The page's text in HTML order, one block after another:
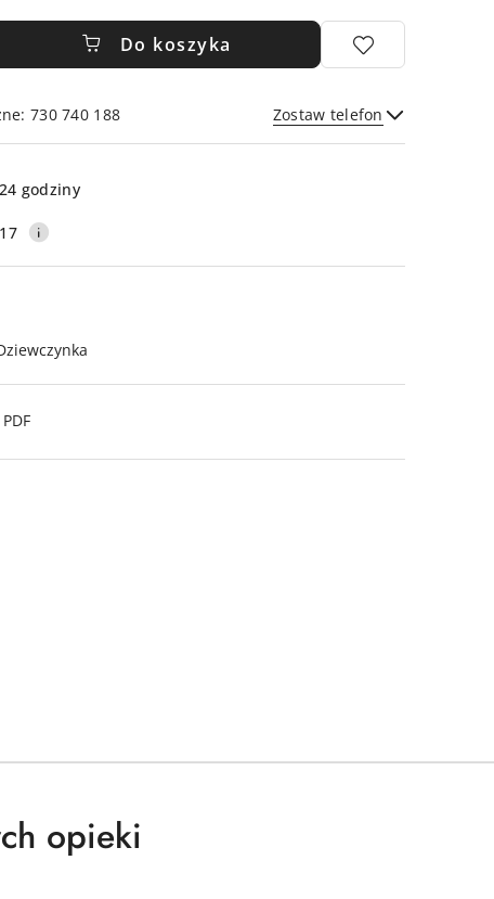
Do koszyka
730 740 188 Zostaw telefon
Wyślij
24 godziny
17
opieki